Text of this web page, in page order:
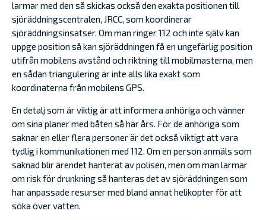
larmar med den så skickas också den exakta positionen till
sjöräddningscentralen, JRCC, som koordinerar
sjöräddningsinsatser. Om man ringer 112 och inte själv kan
uppge position så kan sjöräddningen få en ungefärlig position
utifrån mobilens avstånd och riktning till mobilmasterna, men
en sådan triangulering är inte alls lika exakt som
koordinaterna från mobilens GPS.
En detalj som är viktig är att informera anhöriga och vänner
om sina planer med båten så här års. För de anhöriga som
saknar en eller flera personer är det också viktigt att vara
tydlig i kommunikationen med 112. Om en person anmäls som
saknad blir ärendet hanterat av polisen, men om man larmar
om risk för drunkning så hanteras det av sjöräddningen som
har anpassade resurser med bland annat helikopter för att
söka över vatten.